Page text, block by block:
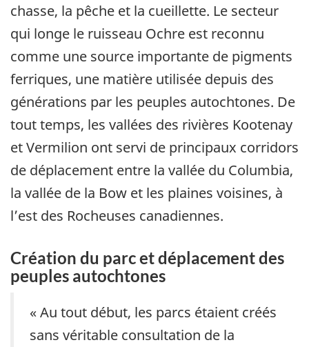
chasse, la pêche et la cueillette. Le secteur
qui longe le ruisseau Ochre est reconnu
comme une source importante de pigments
ferriques, une matière utilisée depuis des
générations par les peuples autochtones. De
tout temps, les vallées des rivières Kootenay
et Vermilion ont servi de principaux corridors
de déplacement entre la vallée du Columbia,
la vallée de la Bow et les plaines voisines, à
l’est des Rocheuses canadiennes.
Création du parc et déplacement des
peuples autochtones
« Au tout début, les parcs étaient créés
sans véritable consultation de la